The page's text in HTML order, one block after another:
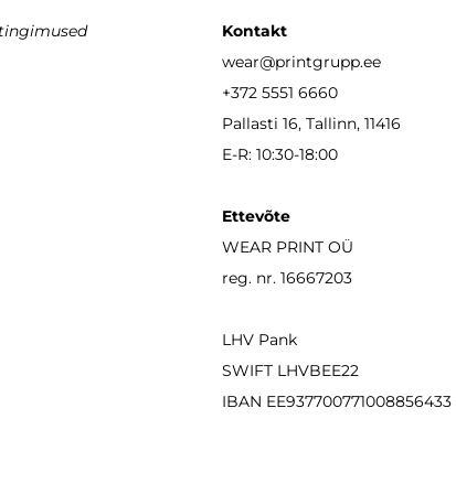
Kontakt
wear@printgrupp.ee
+372 5551 6660
Pallasti 16, Tallinn, 11416
E-R: 10:30-18:00
Ettevõte
WEAR PRINT OÜ
reg. nr. 16667203
LHV Pank
SWIFT LHVBEE22
IBAN EE937700771008856433